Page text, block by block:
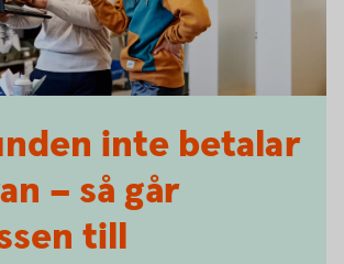
inte betalar
– så går
till